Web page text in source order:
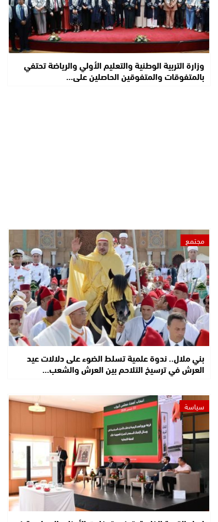
وزارة التربية الوطنية والتعليم الأولي والرياضة تحتفي
بالمتفوقات والمتفوقين الحاصلين على…
مجتمع
بني ملال.. ندوة علمية تسلط الضوء على دلالات عيد
العرش في ترسيخ التلاحم بين العرش والشعب…
سياسة